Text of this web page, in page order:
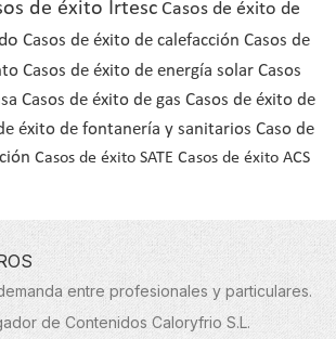
de éxito Irtesc Casos de éxito de
Casos de éxito de calefacción Casos de
Casos de éxito de energía solar Casos
Casos de éxito de gas Casos de éxito de
éxito de fontanería y sanitarios Caso de
Casos de éxito SATE Casos de éxito ACS
entre profesionales y particulares.
de Contenidos Caloryfrio S.L.